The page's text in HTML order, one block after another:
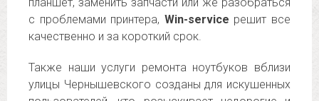
с проблемами принтера, Win-service решит все
качественно и за короткий срок.
Также наши услуги ремонта ноутбуков вблизи
улицы Чернышевского созданы для искушенных